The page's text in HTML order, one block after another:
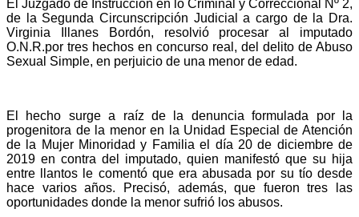
El Juzgado de Instrucción en lo Criminal y Correccional Nº 2,
de la Segunda Circunscripción Judicial a cargo de la Dra.
Virginia Illanes Bordón, resolvió procesar al imputado
O.N.R.por tres hechos en concurso real, del delito de Abuso
Sexual Simple, en perjuicio de una menor de edad.
El hecho surge a raíz de la denuncia formulada por la
progenitora de la menor en la Unidad Especial de Atención
de la Mujer Minoridad y Familia el día 20 de diciembre de
2019 en contra del imputado, quien manifestó que su hija
entre llantos le comentó que era abusada por su tío desde
hace varios años. Precisó, además, que fueron tres las
oportunidades donde la menor sufrió los abusos.